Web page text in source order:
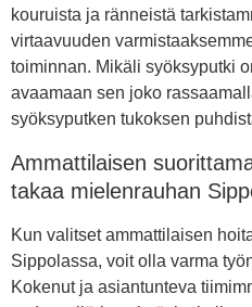
kouruista ja ränneistä
virtaavuuden
toiminnan. Mikäli syöksyputki
avaamaan sen joko
syöksyputken tukoksen
Ammattilaisen
takaa mielenrauhan
Kun valitset ammattilaisen
Sippolassa, voit olla varma
Kokenut ja asiantunteva